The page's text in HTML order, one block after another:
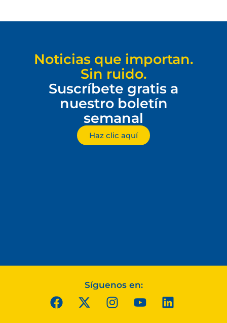
Noticias que importan.
Sin ruido.
Suscríbete gratis a
nuestro boletín
semanal
Haz clic aquí
Síguenos en: